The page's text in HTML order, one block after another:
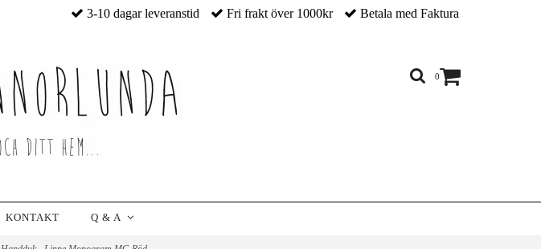
3-10 dagar leveranstid Fri frakt över 1000kr Betala med Faktura
0
KONTAKT Q & A